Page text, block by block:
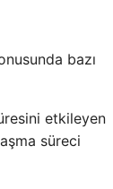
bazı
etkileyen
süreci